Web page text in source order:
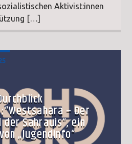
Aktivist:innen
[…]
– Der
Sahrauis“, ein
„Jugendinfo“